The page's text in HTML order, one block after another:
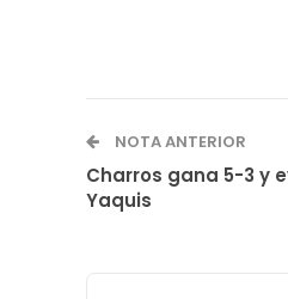
NOTA ANTERIOR
Charros gana 5-3 y
Yaquis